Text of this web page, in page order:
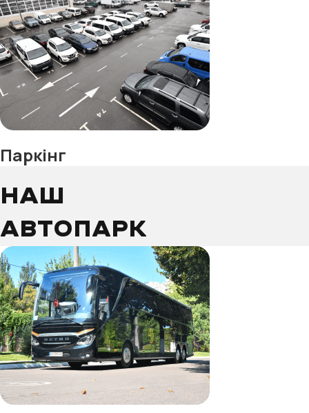
Паркінг
НАШ
АВТОПАРК